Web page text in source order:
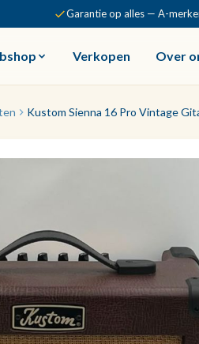
Garantie op alles — A-
Verkopen Over
Kustom Sienna 16 Pro Vintage